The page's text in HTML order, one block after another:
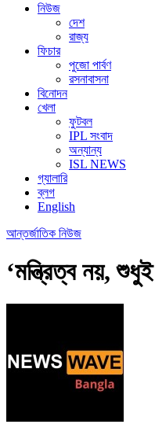
নিউজ
দেশ
রাজ্য
ফিচার
পুজো পার্বণ
রসনাবাসনা
বিনোদন
খেলা
ফুটবল
IPL সংবাদ
অন্যান্য
ISL NEWS
গ্যালারি
ব্লগ
English
আন্তর্জাতিক নিউজ
‘মন্ত্রিত্ব নয়, শুধুই